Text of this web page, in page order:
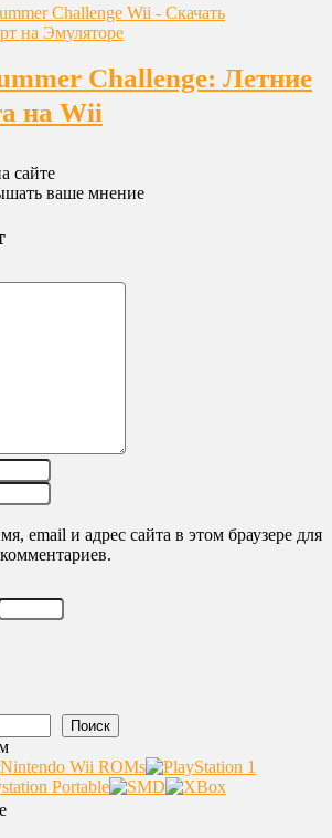
Challenge: Летние
на Wii
сайте
ваше мнение
email и адрес сайта в этом браузере для
Поиск